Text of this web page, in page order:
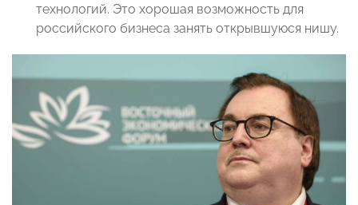
технологий. Это хорошая возможность для
российского бизнеса занять открывшуюся нишу.